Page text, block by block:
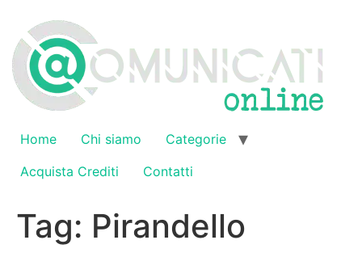
contenuto
Home Chi siamo
Categorie
Acquista Crediti
Contatti
Tag: Pirandello